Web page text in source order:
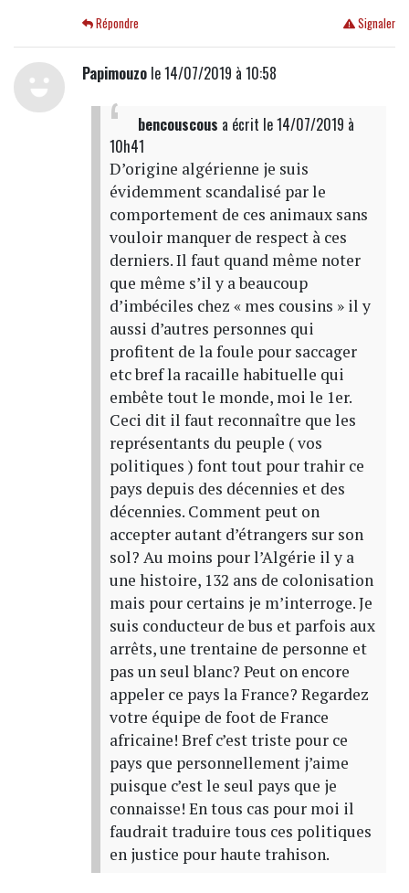
Signaler
Répondre
Papimouzole 14/07/2019 à 10:58
bencouscous a écrit le 14/07/2019 à
10h41
D’origine algérienne je suis
évidemment scandalisé par le
comportement de ces animaux sans
vouloir manquer de respect à ces
derniers. Il faut quand même noter
que même s’il y a beaucoup
d’imbéciles chez « mes cousins » il y
aussi d’autres personnes qui
profitent de la foule pour saccager
etc bref la racaille habituelle qui
embête tout le monde, moi le 1er.
Ceci dit il faut reconnaître que les
représentants du peuple ( vos
politiques ) font tout pour trahir ce
pays depuis des décennies et des
décennies. Comment peut on
accepter autant d’étrangers sur son
sol? Au moins pour l’Algérie il y a
une histoire, 132 ans de colonisation
mais pour certains je m’interroge. Je
suis conducteur de bus et parfois aux
arrêts, une trentaine de personne et
pas un seul blanc? Peut on encore
appeler ce pays la France? Regardez
votre équipe de foot de France
africaine! Bref c’est triste pour ce
pays que personnellement j’aime
puisque c’est le seul pays que je
connaisse! En tous cas pour moi il
faudrait traduire tous ces politiques
en justice pour haute trahison.